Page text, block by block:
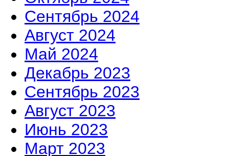
Сентябрь 2024
Август 2024
Май 2024
Декабрь 2023
Сентябрь 2023
Август 2023
Июнь 2023
Март 2023